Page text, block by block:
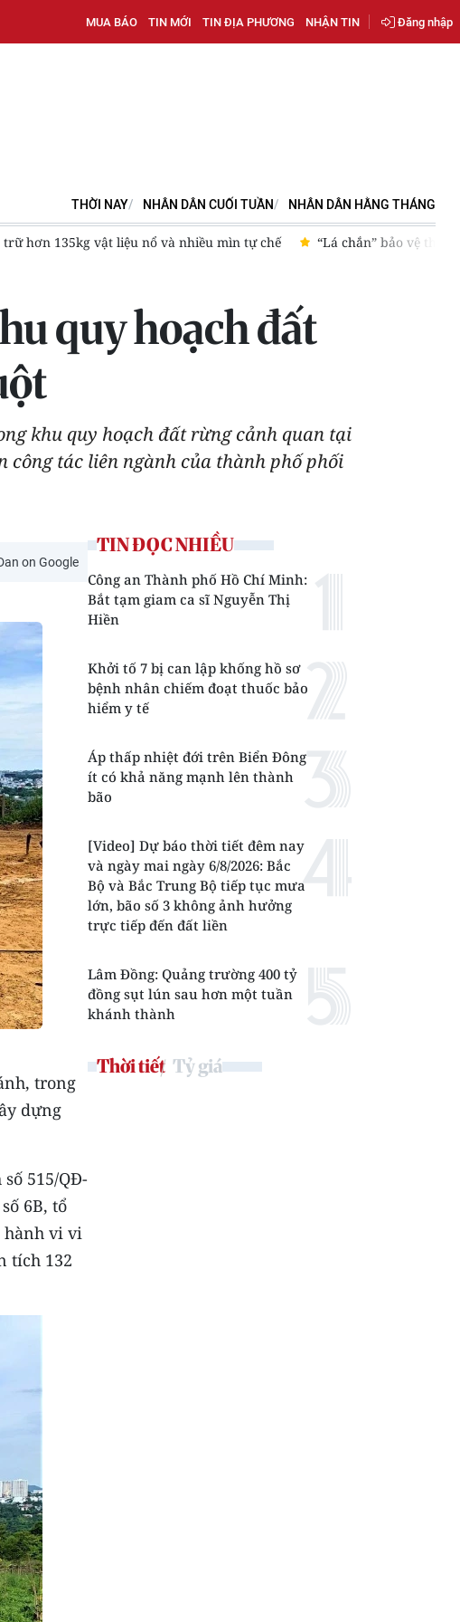
MUA BÁO TIN MỚI TIN ĐỊA PHƯƠNG NHẬN TIN Đăng nhập
THỜI NAY NHÂN DÂN CUỐI TUẦN NHÂN DÂN HẰNG THÁNG
nhiều mìn tự chế “Lá chắn” bảo vệ thanh toán số Lái xe được
quy hoạch đất
khu quy hoạch đất rừng cảnh quan tại
công tác liên ngành của thành phố phối
on Google
trong
dựng
515/QĐ-
6B, tổ
hành vi vi
tích 132
TIN ĐỌC NHIỀU
Công an Thành phố Hồ Chí Minh:
Bắt tạm giam ca sĩ Nguyễn Thị
Hiền
Khởi tố 7 bị can lập khống hồ sơ
bệnh nhân chiếm đoạt thuốc bảo
hiểm y tế
Áp thấp nhiệt đới trên Biển Đông
ít có khả năng mạnh lên thành
bão
[Video] Dự báo thời tiết đêm nay
và ngày mai ngày 6/8/2026: Bắc
Bộ và Bắc Trung Bộ tiếp tục mưa
lớn, bão số 3 không ảnh hưởng
trực tiếp đến đất liền
Lâm Đồng: Quảng trường 400 tỷ
đồng sụt lún sau hơn một tuần
khánh thành
Thời tiết Tỷ giá